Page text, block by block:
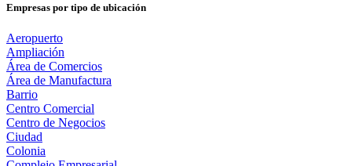
Empresas por tipo de ubicación
Aeropuerto
Ampliación
Área de Comercios
Área de Manufactura
Barrio
Centro Comercial
Centro de Negocios
Ciudad
Colonia